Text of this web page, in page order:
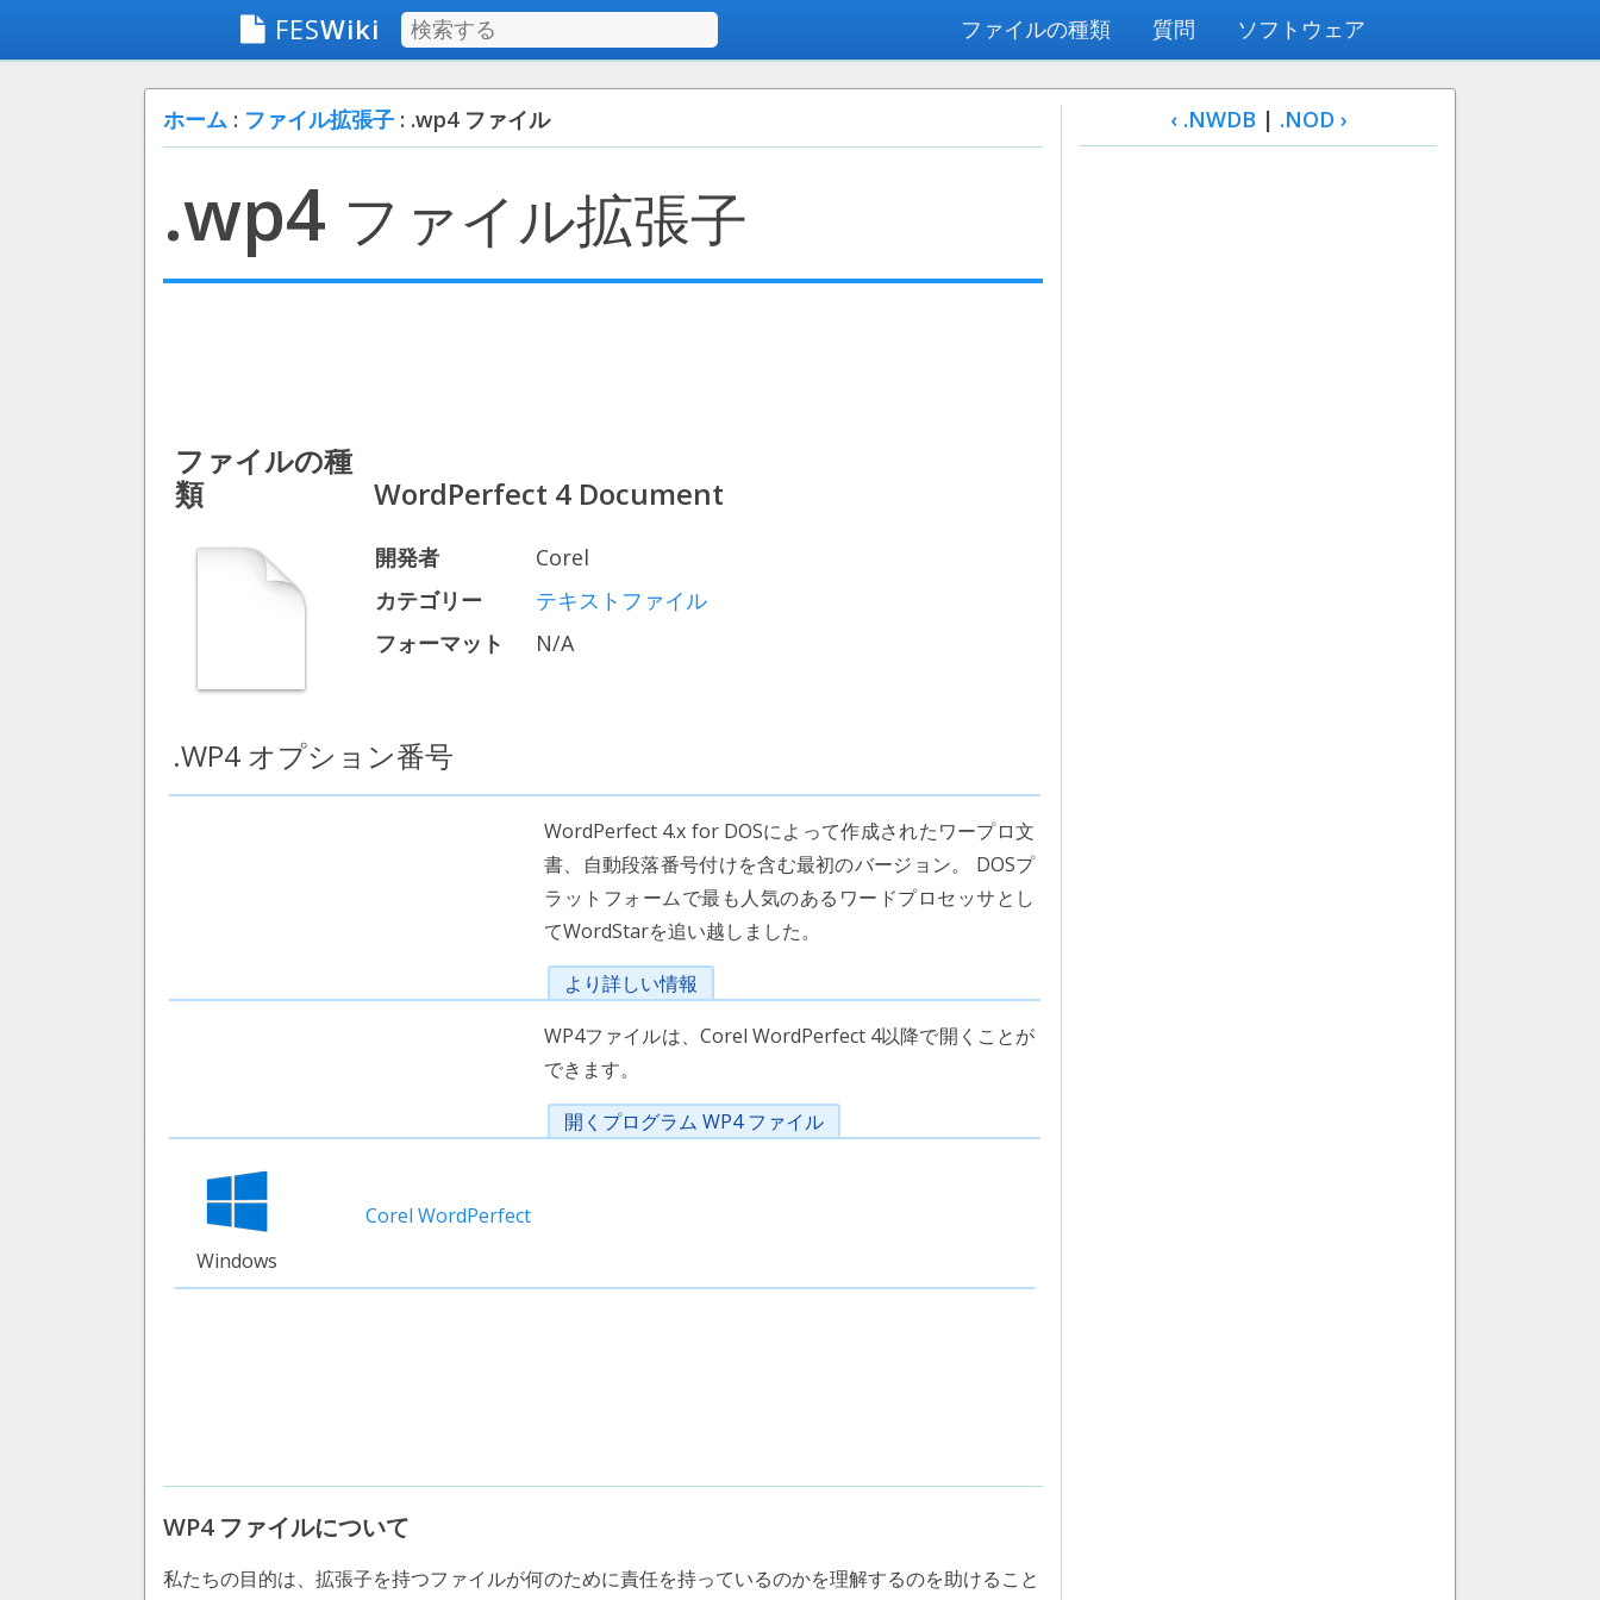
FESWiki ファイルの種類 質問 ソフトウェア
ホーム : ファイル拡張子 : .wp4 ファイル
.wp4 ファイル拡張子
ファイルの種
類
WordPerfect 4 Document
開発者
Corel
カテゴリー
テキストファイル
フォーマット
N/A
.WP4 オプション番号
WordPerfect 4.x for DOSによって作成されたワープロ文
書、自動段落番号付けを含む最初のバージョン。 DOSプ
ラットフォームで最も人気のあるワードプロセッサとし
てWordStarを追い越しました。
より詳しい情報
WP4ファイルは、Corel WordPerfect 4以降で開くことが
できます。
開くプログラム WP4 ファイル
Windows
Corel WordPerfect
WP4 ファイルについて
私たちの目的は、拡張子を持つファイルが何のために責任を持っているのかを理解するのを助けること
‹ .NWDB | .NOD ›